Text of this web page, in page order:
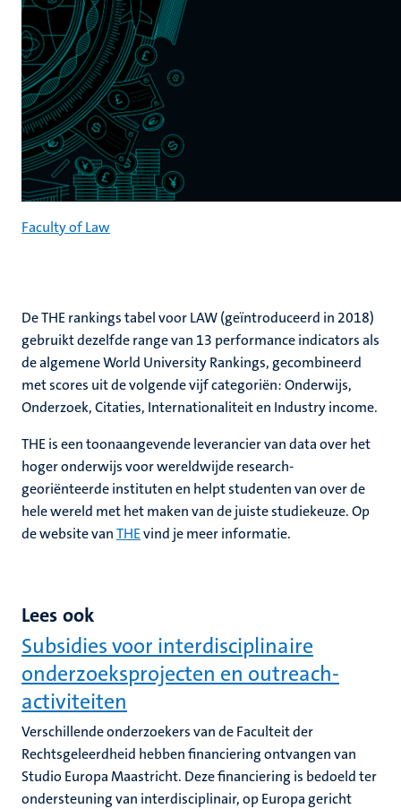
Faculty of Law
De THE rankings tabel voor LAW (geïntroduceerd in 2018)
gebruikt dezelfde range van 13 performance indicators als
de algemene World University Rankings, gecombineerd
met scores uit de volgende vijf categoriën: Onderwijs,
Onderzoek, Citaties, Internationaliteit en Industry income.
THE is een toonaangevende leverancier van data over het
hoger onderwijs voor wereldwijde research-
georiënteerde instituten en helpt studenten van over de
hele wereld met het maken van de juiste studiekeuze. Op
de website vanTHEvind je meer informatie.
Lees ook
Subsidies voor interdisciplinaire
onderzoeksprojecten en outreach-
activiteiten
Verschillende onderzoekers van de Faculteit der
Rechtsgeleerdheid hebben financiering ontvangen van
Studio Europa Maastricht. Deze financiering is bedoeld ter
ondersteuning van interdisciplinair, op Europa gericht